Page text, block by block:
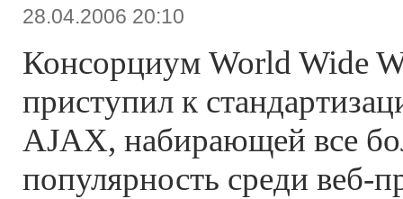
28.04.2006 20:10
Консорциум World Wide
приступил к
AJAX, набирающей все
популярность среди веб-